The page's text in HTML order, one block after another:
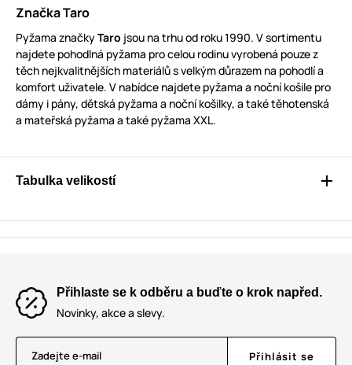
Značka Taro
Pyžama značkyTaro jsou na trhu od roku 1990. V sortimentu
najdete pohodlná pyžama pro celou rodinu vyrobená pouze z
těch nejkvalitnějších materiálů s velkým důrazem na pohodlí a
komfort uživatele. V nabídce najdete pyžama a noční košile pro
dámy i pány, dětská pyžama a noční košilky, a také těhotenská
a mateřská pyžama a také pyžama XXL.
Tabulka velikostí
Přihlaste se k odběru a buďte o krok napřed.
Novinky, akce a slevy.
Zadejte e-mail Přihlásit se